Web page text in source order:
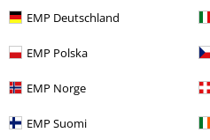
EMP Deutschland
EMP Polska
EMP Norge
EMP Suomi
18,99 €
Mehr Kategorien. Mehr
Große Größen